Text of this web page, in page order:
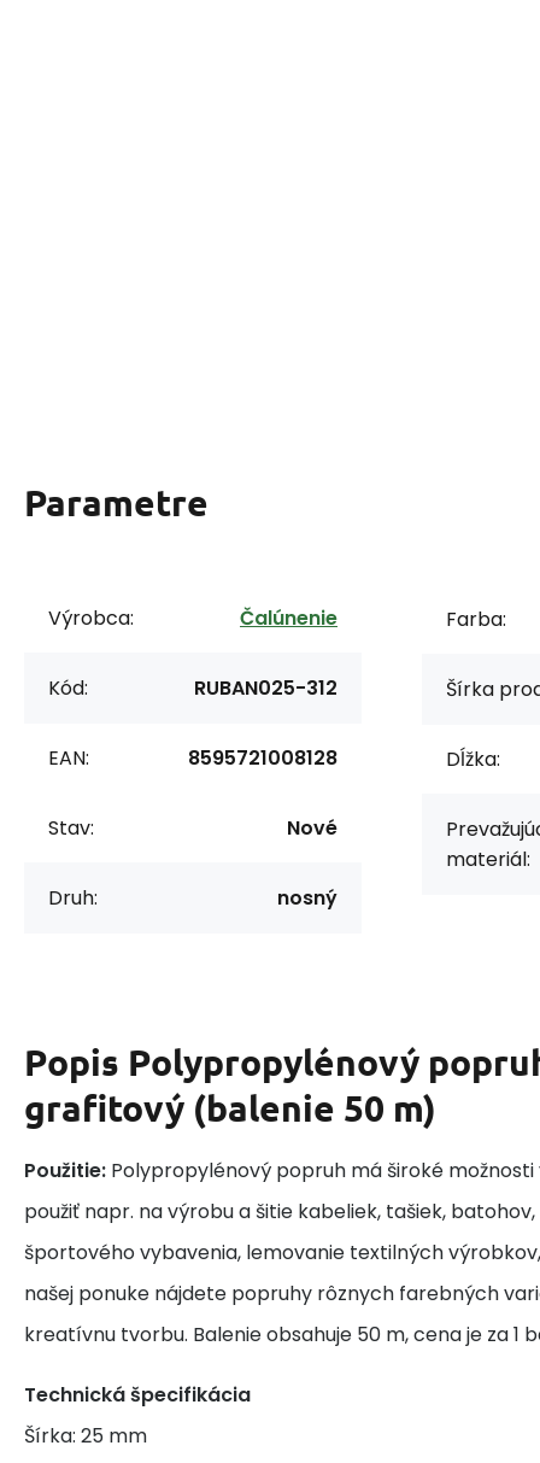
Parametre
Výrobca: Čalúnenie
Kód: RUBAN025-312
EAN: 8595721008128
Stav: Nové
Druh: nosný
Farba:
Šírka
Dĺžka:
materiál:
Popis Polypropylénový
grafitový (balenie 50 m)
Použitie: Polypropylénový popruh má široké možnosti
použiť napr. na výrobu a šitie kabeliek, tašiek,
športového vybavenia, lemovanie textilných
našej ponuke nájdete popruhy rôznych farebných
kreatívnu tvorbu. Balenie obsahuje 50 m, cena je za 1
Technická špecifikácia
Šírka: 25 mm